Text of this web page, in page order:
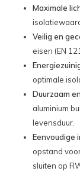
Maximale
Veilig en
eisen (EN
optimale
Duurzaam
aluminium
levensduur.
Eenvoudige
opstand
sluiten op